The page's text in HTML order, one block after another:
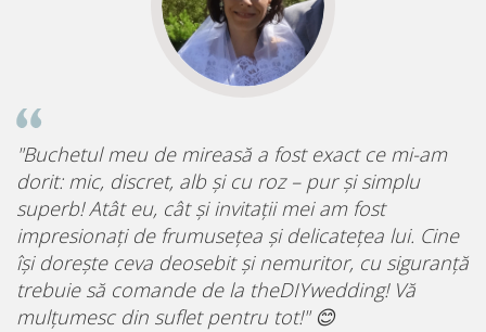
"Buchetul meu de mireasă a fost exact ce mi-am
dorit: mic, discret, alb și cu roz – pur și simplu
superb! Atât eu, cât și invitații mei am fost
impresionați de frumusețea și delicatețea lui. Cine
își dorește ceva deosebit și nemuritor, cu siguranță
trebuie să comande de la theDIYwedding! Vă
mulțumesc din suflet pentru tot!"😊